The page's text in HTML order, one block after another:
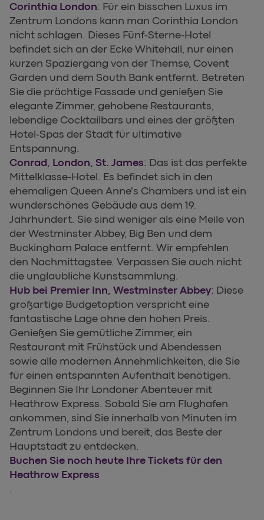
Corinthia London: Für ein bisschen Luxus im
Zentrum Londons kann man Corinthia London
nicht schlagen. Dieses Fünf-Sterne-Hotel
befindet sich an der Ecke Whitehall, nur einen
kurzen Spaziergang von der Themse, Covent
Garden und dem South Bank entfernt. Betreten
Sie die prächtige Fassade und genießen Sie
elegante Zimmer, gehobene Restaurants,
lebendige Cocktailbars und eines der größten
Hotel-Spas der Stadt für ultimative
Entspannung.
Conrad, London, St. James: Das ist das perfekte
Mittelklasse-Hotel. Es befindet sich in den
ehemaligen Queen Anne's Chambers und ist ein
wunderschönes Gebäude aus dem 19.
Jahrhundert. Sie sind weniger als eine Meile von
der Westminster Abbey, Big Ben und dem
Buckingham Palace entfernt. Wir empfehlen
den Nachmittagstee. Verpassen Sie auch nicht
die unglaubliche Kunstsammlung.
Hub bei Premier Inn, Westminster Abbey: Diese
großartige Budgetoption verspricht eine
fantastische Lage ohne den hohen Preis.
Genießen Sie gemütliche Zimmer, ein
Restaurant mit Frühstück und Abendessen
sowie alle modernen Annehmlichkeiten, die Sie
für einen entspannten Aufenthalt benötigen.
Beginnen Sie Ihr Londoner Abenteuer mit
Heathrow Express. Sobald Sie am Flughafen
ankommen, sind Sie innerhalb von Minuten im
Zentrum Londons und bereit, das Beste der
Hauptstadt zu entdecken.
Buchen Sie noch heute Ihre Tickets für den
Heathrow Express
.